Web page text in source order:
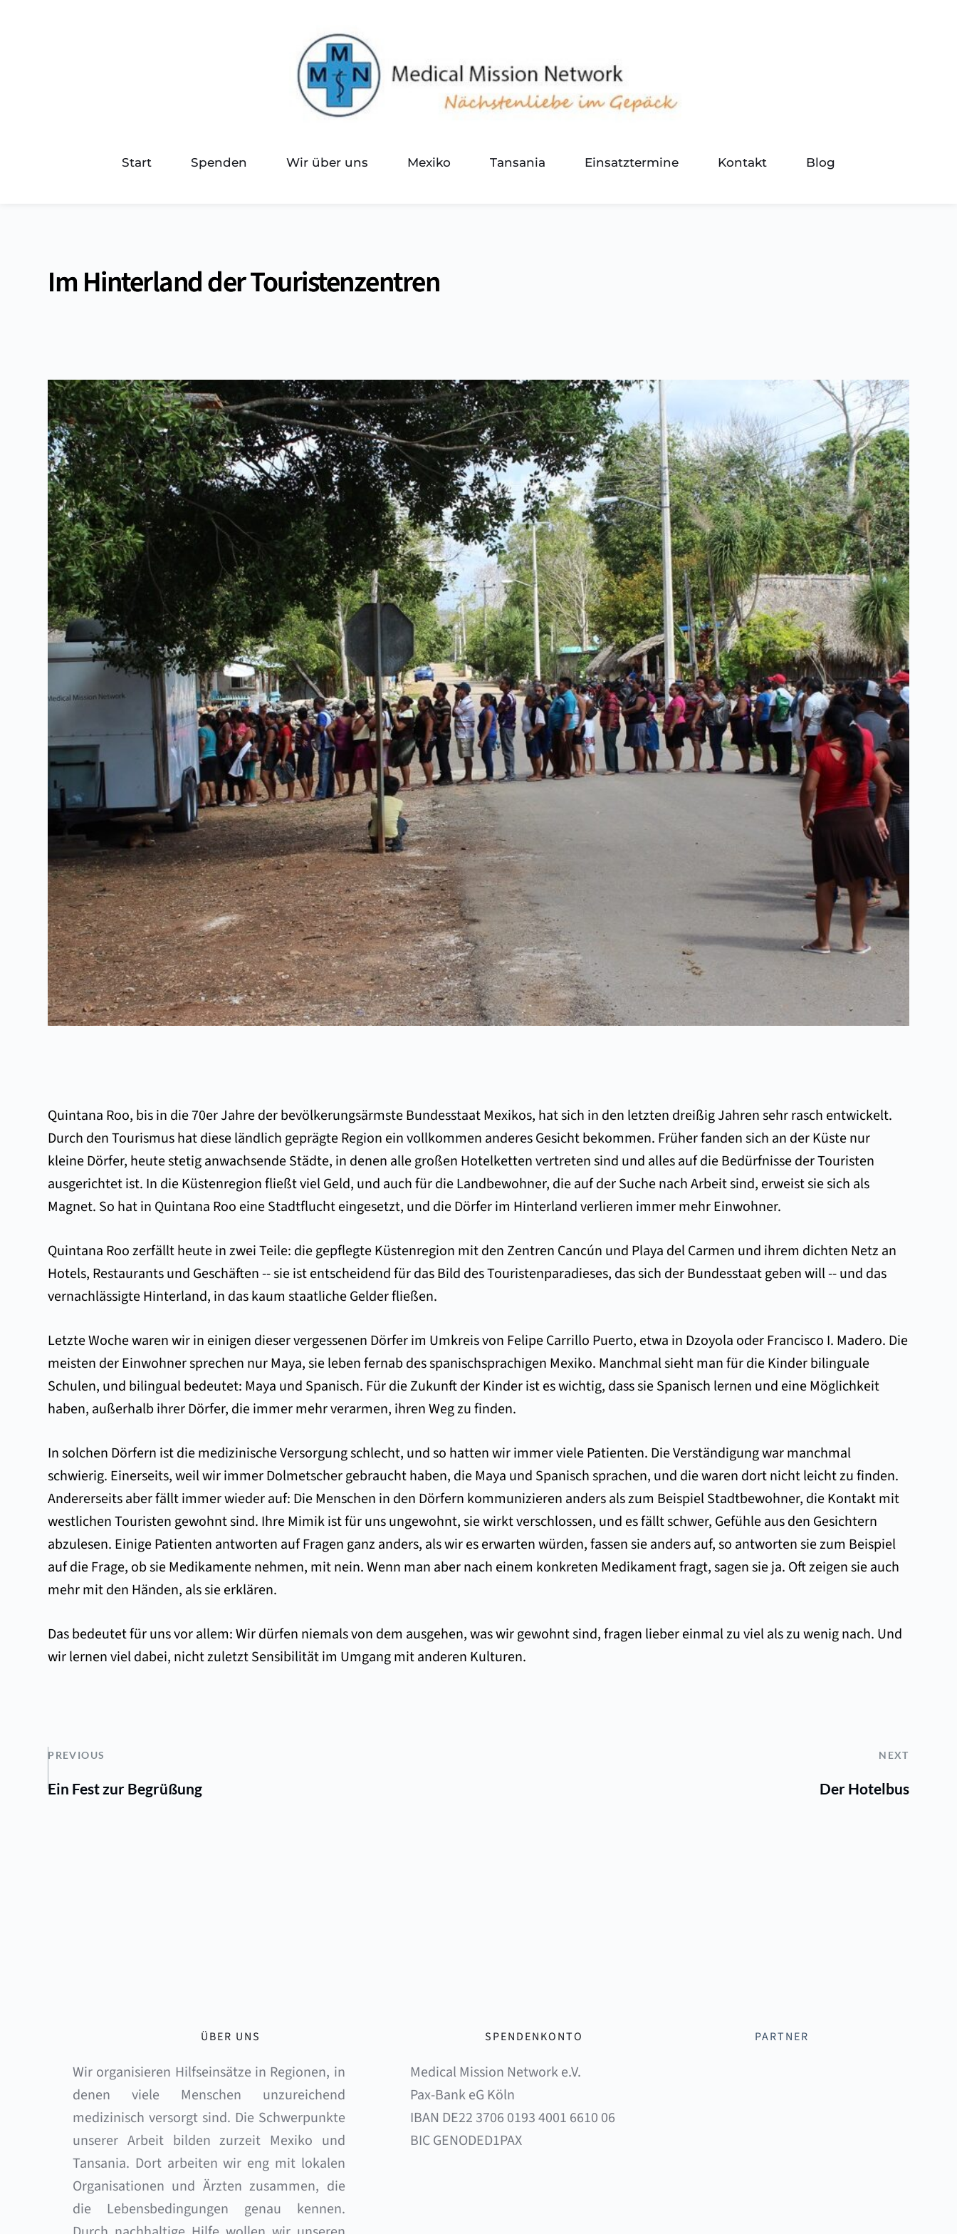
Start Spenden Wir über uns Mexiko Tansania Einsatztermine Kontakt Blog
Im Hinterland der Touristenzentren
Quintana Roo, bis in die 70er Jahre der bevölkerungsärmste Bundesstaat Mexikos, hat sich in den letzten dreißig Jahren sehr rasch entwickelt.
Durch den Tourismus hat diese ländlich geprägte Region ein vollkommen anderes Gesicht bekommen. Früher fanden sich an der Küste nur
kleine Dörfer, heute stetig anwachsende Städte, in denen alle großen Hotelketten vertreten sind und alles auf die Bedürfnisse der Touristen
ausgerichtet ist. In die Küstenregion fließt viel Geld, und auch für die Landbewohner, die auf der Suche nach Arbeit sind, erweist sie sich als
Magnet. So hat in Quintana Roo eine Stadtflucht eingesetzt, und die Dörfer im Hinterland verlieren immer mehr Einwohner.
Quintana Roo zerfällt heute in zwei Teile: die gepflegte Küstenregion mit den Zentren Cancún und Playa del Carmen und ihrem dichten Netz an
Hotels, Restaurants und Geschäften -- sie ist entscheidend für das Bild des Touristenparadieses, das sich der Bundesstaat geben will -- und das
vernachlässigte Hinterland, in das kaum staatliche Gelder fließen.
Letzte Woche waren wir in einigen dieser vergessenen Dörfer im Umkreis von Felipe Carrillo Puerto, etwa in Dzoyola oder Francisco I. Madero. Die
meisten der Einwohner sprechen nur Maya, sie leben fernab des spanischsprachigen Mexiko. Manchmal sieht man für die Kinder bilinguale
Schulen, und bilingual bedeutet: Maya und Spanisch. Für die Zukunft der Kinder ist es wichtig, dass sie Spanisch lernen und eine Möglichkeit
haben, außerhalb ihrer Dörfer, die immer mehr verarmen, ihren Weg zu finden.
In solchen Dörfern ist die medizinische Versorgung schlecht, und so hatten wir immer viele Patienten. Die Verständigung war manchmal
schwierig. Einerseits, weil wir immer Dolmetscher gebraucht haben, die Maya und Spanisch sprachen, und die waren dort nicht leicht zu finden.
Andererseits aber fällt immer wieder auf: Die Menschen in den Dörfern kommunizieren anders als zum Beispiel Stadtbewohner, die Kontakt mit
westlichen Touristen gewohnt sind. Ihre Mimik ist für uns ungewohnt, sie wirkt verschlossen, und es fällt schwer, Gefühle aus den Gesichtern
abzulesen. Einige Patienten antworten auf Fragen ganz anders, als wir es erwarten würden, fassen sie anders auf, so antworten sie zum Beispiel
auf die Frage, ob sie Medikamente nehmen, mit nein. Wenn man aber nach einem konkreten Medikament fragt, sagen sie ja. Oft zeigen sie auch
mehr mit den Händen, als sie erklären.
Das bedeutet für uns vor allem: Wir dürfen niemals von dem ausgehen, was wir gewohnt sind, fragen lieber einmal zu viel als zu wenig nach. Und
wir lernen viel dabei, nicht zuletzt Sensibilität im Umgang mit anderen Kulturen.
PREVIOUS NEXT
Ein Fest zur Begrüßung Der Hotelbus
ÜBER UNS
Wir organisieren Hilfseinsätze in Regionen, in
denen viele Menschen unzureichend
medizinisch versorgt sind. Die Schwerpunkte
unserer Arbeit bilden zurzeit Mexiko und
Tansania. Dort arbeiten wir eng mit lokalen
Organisationen und Ärzten zusammen, die
die Lebensbedingungen genau kennen.
SPENDENKONTO
Medical Mission Network e.V.
Pax-Bank eG Köln
IBAN DE22 3706 0193 4001 6610 06
BIC GENODED1PAX
PARTNER